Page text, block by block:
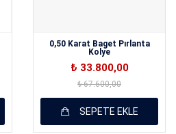
0,50 Karat Baget Pırlanta
Kolye
₺ 33.800,00
₺ 67.600,00
SEPETE EKLE